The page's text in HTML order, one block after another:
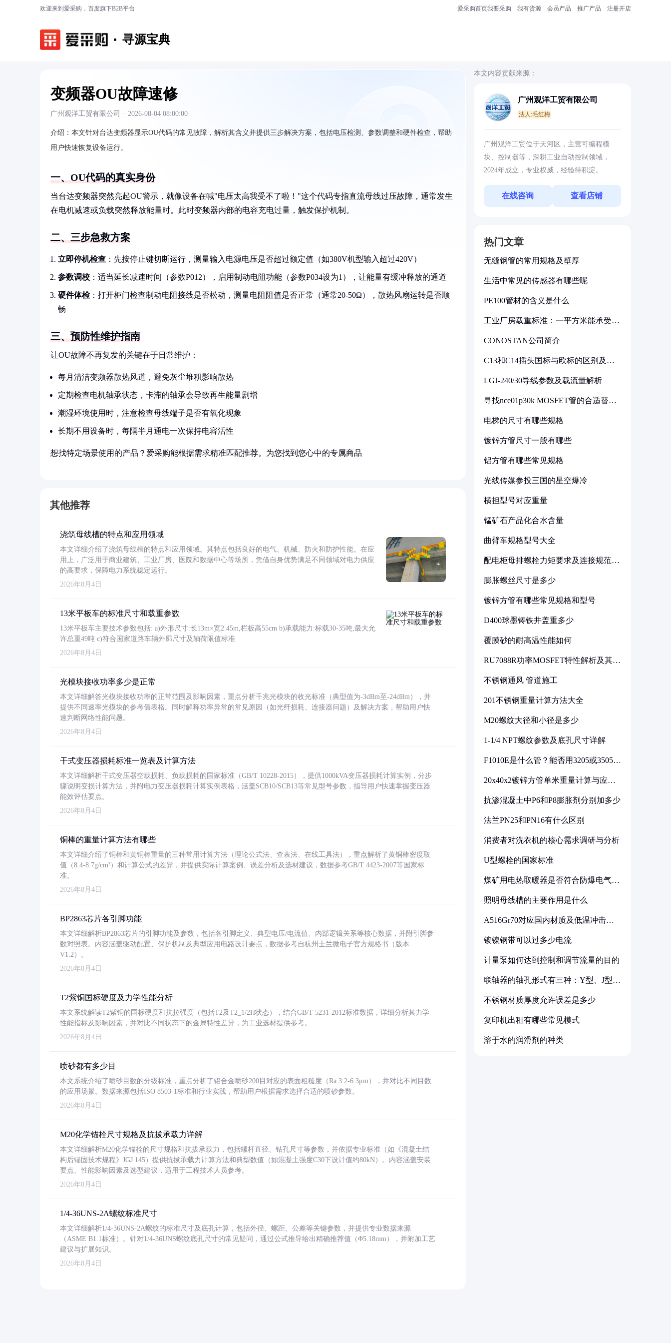
欢迎来到爱采购，百度旗下B2B平台 爱采购首页我要采购 我有货源 会员产品 推广产品 注册开店
寻源宝典
变频器OU故障速修
广州观洋工贸有限公司 · 2026-08-04 08:00:00
介绍： 本文针对台达变频器显示OU代码的常见故障，解析其含义并提供三步解决方案，包括电压检测、参数调整和硬件检查，帮助
用户快速恢复设备运行。
一、OU代码的真实身份
当台达变频器突然亮起OU警示，就像设备在喊"电压太高我受不了啦！"这个代码专指直流母线过压故障，通常发生
在电机减速或负载突然释放能量时。此时变频器内部的电容充电过量，触发保护机制。
二、三步急救方案
立即停机检查 ：先按停止键切断运行，测量输入电源电压是否超过额定值（如380V机型输入超过420V）
参数调校 ：适当延长减速时间（参数P012），启用制动电阻功能（参数P034设为1），让能量有缓冲释放的通道
硬件体检：打开柜门检查制动电阻接线是否松动，测量电阻阻值是否正常（通常20-50Ω），散热风扇运转是否顺
畅
三、预防性维护指南
让OU故障不再复发的关键在于日常维护：
每月清洁变频器散热风道，避免灰尘堆积影响散热
定期检查电机轴承状态，卡滞的轴承会导致再生能量剧增
潮湿环境使用时，注意检查母线端子是否有氧化现象
长期不用设备时，每隔半月通电一次保持电容活性
想找特定场景使用的产品？爱采购能根据需求精准匹配推荐。为您找到您心中的专属商品
其他推荐
浇筑母线槽的特点和应用领域
本文详细介绍了浇筑母线槽的特点和应用领域。其特点包括良好的电气、机械、防火和防护性能。在应
用上，广泛用于商业建筑、工业厂房、医院和数据中心等场所，凭借自身优势满足不同领域对电力供应
的高要求，保障电力系统稳定运行。
2026年8月4日
13米平板车的标准尺寸和载重参数
13米平板车主要技术参数包括: a)外形尺寸:长13m×宽2.45m,栏板高55cm b)承载能力:标载30-35吨,最大允
许总重49吨 c)符合国家道路车辆外廓尺寸及轴荷限值标准
2026年8月4日
光模块接收功率多少是正常
本文详细解答光模块接收功率的正常范围及影响因素，重点分析千兆光模块的收光标准（典型值为-3dBm至-24dBm），并
提供不同速率光模块的参考值表格。同时解释功率异常的常见原因（如光纤损耗、连接器问题）及解决方案，帮助用户快
速判断网络性能问题。
2026年8月4日
干式变压器损耗标准一览表及计算方法
本文详细解析干式变压器空载损耗、负载损耗的国家标准（GB/T 10228-2015），提供1000kVA变压器损耗计算实例，分步
骤说明变损计算方法，并附电力变压器损耗计算实例表格，涵盖SCB10/SCB13等常见型号参数，指导用户快速掌握变压器
能效评估要点。
2026年8月4日
铜棒的重量计算方法有哪些
本文详细介绍了铜棒和黄铜棒重量的三种常用计算方法（理论公式法、查表法、在线工具法），重点解析了黄铜棒密度取
值（8.4-8.7g/cm³）和计算公式的差异，并提供实际计算案例、误差分析及选材建议，数据参考GB/T 4423-2007等国家标
准。
2026年8月4日
BP2863芯片各引脚功能
本文详细解析BP2863芯片的引脚功能及参数，包括各引脚定义、典型电压/电流值、内部逻辑关系等核心数据，并附引脚参
数对照表。内容涵盖驱动配置、保护机制及典型应用电路设计要点，数据参考自杭州士兰微电子官方规格书（版本
V1.2）。
2026年8月4日
T2紫铜国标硬度及力学性能分析
本文系统解读T2紫铜的国标硬度和抗拉强度（包括T2及T2_1/2H状态），结合GB/T 5231-2012标准数据，详细分析其力学
性能指标及影响因素，并对比不同状态下的金属特性差异，为工业选材提供参考。
2026年8月4日
喷砂都有多少目
本文系统介绍了喷砂目数的分级标准，重点分析了铝合金喷砂200目对应的表面粗糙度（Ra 3.2-6.3μm），并对比不同目数
的应用场景。数据来源包括ISO 8503-1标准和行业实践，帮助用户根据需求选择合适的喷砂参数。
2026年8月4日
M20化学锚栓尺寸规格及抗拔承载力详解
本文详细解析M20化学锚栓的尺寸规格和抗拔承载力，包括螺杆直径、钻孔尺寸等参数，并依据专业标准（如《混凝土结
构后锚固技术规程》JGJ 145）提供抗拔承载力计算方法和典型数值（如混凝土强度C30下设计值约80kN）。内容涵盖安装
要点、性能影响因素及选型建议，适用于工程技术人员参考。
2026年8月4日
1/4-36UNS-2A螺纹标准尺寸
本文详细解析1/4-36UNS-2A螺纹的标准尺寸及底孔计算，包括外径、螺距、公差等关键参数，并提供专业数据来源
（ASME B1.1标准）。针对1/4-36UNS螺纹底孔尺寸的常见疑问，通过公式推导给出精确推荐值（Φ5.18mm），并附加工艺
建议与扩展知识。
2026年8月4日
本文内容贡献来源：
广州观洋工贸有限公司
法人:毛红梅
广州观洋工贸位于天河区，主营可编程模
块、控制器等，深耕工业自动控制领域，
2024年成立，专业权威，经验待积淀。
在线咨询 查看店铺
热门文章
无缝钢管的常用规格及壁厚
生活中常见的传感器有哪些呢
PE100管材的含义是什么
工业厂房载重标准：一平方米能承受多
CONOSTAN公司简介
C13和C14插头国标与欧标的区别及其
LGJ-240/30导线参数及载流量解析
寻找nce01p30k MOSFET管的合适替代
电梯的尺寸有哪些规格
镀锌方管尺寸一般有哪些
铝方管有哪些常见规格
光线传媒参投三国的星空爆冷
横担型号对应重量
锰矿石产品化合水含量
曲臂车规格型号大全
配电柜母排螺栓力矩要求及连接规范详
膨胀螺丝尺寸是多少
镀锌方管有哪些常见规格和型号
D400球墨铸铁井盖重多少
覆膜砂的耐高温性能如何
RU7088R功率MOSFET特性解析及其在
不锈钢通风 管道施工
201不锈钢重量计算方法大全
M20螺纹大径和小径是多少
1-1/4 NPT螺纹参数及底孔尺寸详解
F1010E是什么管？能否用3205或3505代
20x40x2镀锌方管单米重量计算与应用
抗渗混凝土中P6和P8膨胀剂分别加多少
法兰PN25和PN16有什么区别
消费者对洗衣机的核心需求调研与分析
U型螺栓的国家标准
煤矿用电热取暖器是否符合防爆电气设
照明母线槽的主要作用是什么
A516Gr70对应国内材质及低温冲击要
镀镍钢带可以过多少电流
计量泵如何达到控制和调节流量的目的
联轴器的轴孔形式有三种：Y型、J型、
不锈钢材质厚度允许误差是多少
复印机出租有哪些常见模式
溶于水的润滑剂的种类